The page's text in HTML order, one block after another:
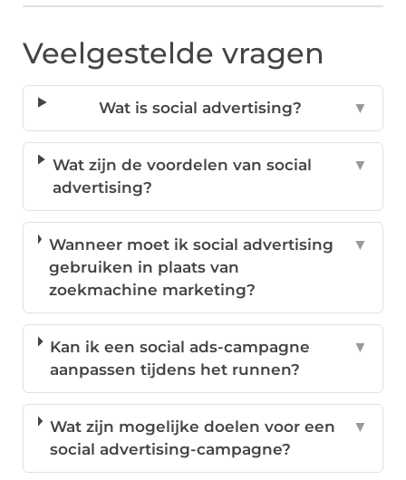
Veelgestelde vragen
Wat is social advertising? ▼
Wat zijn de voordelen van social
advertising?
▼
Wanneer moet ik social advertising
gebruiken in plaats van
zoekmachine marketing?
▼
Kan ik een social ads-campagne
aanpassen tijdens het runnen?
▼
Wat zijn mogelijke doelen voor een
social advertising-campagne?
▼